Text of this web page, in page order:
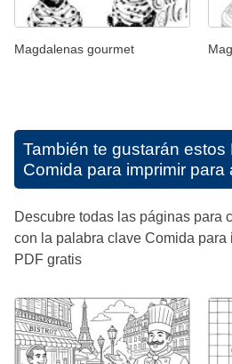
Magdalenas gourmet
También te gustarán estos
Comida para imprimir para
Descubre todas las páginas para
con la palabra clave Comida para
PDF gratis